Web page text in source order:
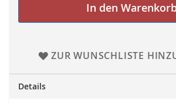
In den
ZUR WUNSCHLISTE
Details